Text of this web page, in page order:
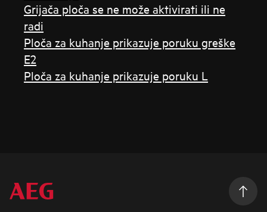
Grijača ploča se ne može aktivirati ili ne
radi
Ploča za kuhanje prikazuje poruku greške
E2
Ploča za kuhanje prikazuje poruku L